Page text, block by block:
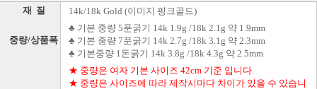
재 질 14k/18k Gold (이미지 핑크골드)
중량/상품폭
♣ 기본 중량 5푼굵기 14k 1.9g /18k 2.1g 약 1.9mm
♣ 기본 중량 7푼굵기 14k 2.7g /18k 3.1g 약 2.3mm
♣ 기본중량 1돈굵기 14k 3.8g /18k 4.3g 약 2.5mm
★ 중량은 여자 기본 사이즈 42cm 기준 입니다.
★ 중량은 사이즈에 따라 제작시마다 차이가 있을 수 있습니